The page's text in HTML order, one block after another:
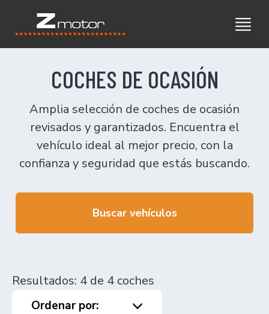
COCHES DE OCASIÓN
Amplia selección de coches de ocasión
revisados y garantizados. Encuentra el
vehículo ideal al mejor precio, con la
confianza y seguridad que estás buscando.
Buscar vehículos
Resultados: 4 de 4 coches
Ordenar por: